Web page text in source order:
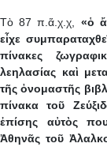
Τὸ 87 π.ἅ.χ.χ, «ὁ
εἶχε
πίνακες
λεηλασίας καὶ
τῆς ὀνομαστῆς
πίνακα τοῦ
ἐπίσης αὐτὸς
Ἀθηνᾶς τοῦ